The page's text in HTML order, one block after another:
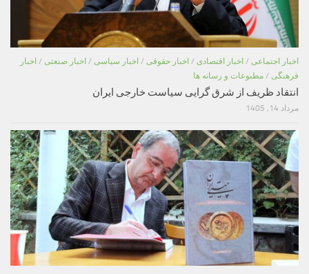
اخبار اجتماعی / اخبار اقتصادی / اخبار حقوقی / اخبار سیاسی / اخبار صنعتی / اخبار
فرهنگی / مطبوعات و رسانه ها
انتقاد ظریف از شرق گرایی سیاست خارجی ایران
مرداد 14, 1405